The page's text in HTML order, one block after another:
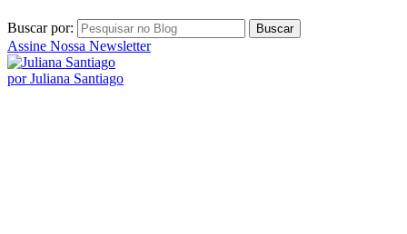
Buscar por:
Assine Nossa Newsletter
por Juliana Santiago